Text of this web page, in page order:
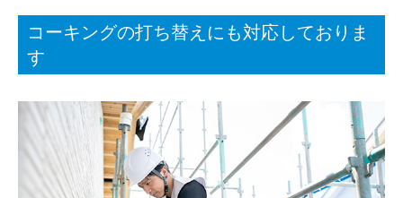
コーキングの打ち替えにも対応しておりま
す